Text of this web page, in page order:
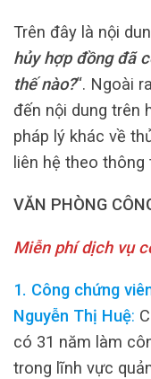
Trên đây là nội
hủy hợp đồng đã
thế nào?“. Ngoài
đến nội dung trên
pháp lý khác về
liên hệ theo thông
VĂN PHÒNG
Miễn phí dịch vụ
1. Công chứng
Nguyễn Thị Huệ:
có 31 năm làm
trong lĩnh vực